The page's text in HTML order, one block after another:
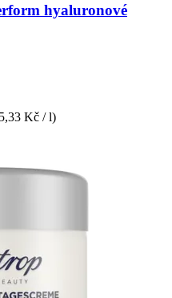
hyaluronové
Kč / l)